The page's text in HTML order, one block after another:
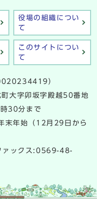
役場の組織につい
て
このサイトについ
て
）
大字卯坂字殿越50番地
30分まで
末年始（12月29日から
ァックス:0569-48-